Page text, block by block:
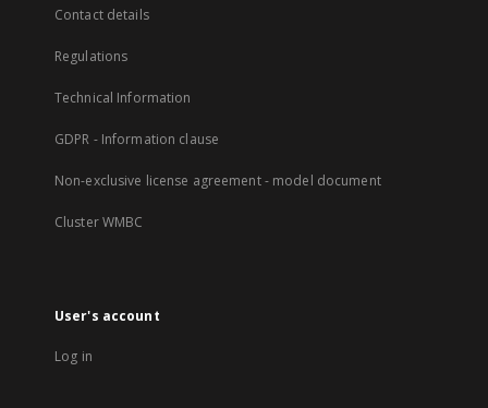
Contact details
Regulations
Technical Information
GDPR - Information clause
Non-exclusive license agreement - model document
Cluster WMBC
User's account
Log in